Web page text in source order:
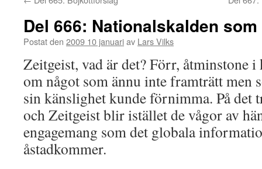
Del 666: Nationalskalden
Postat den 2009 10 januariav Lars Vilks
Zeitgeist, vad är det? Förr, åtminstone
om något som ännu inte framträtt men
sin känslighet kunde förnimma. På det
och Zeitgeist blir istället de vågor av
engagemang som det globala
åstadkommer.